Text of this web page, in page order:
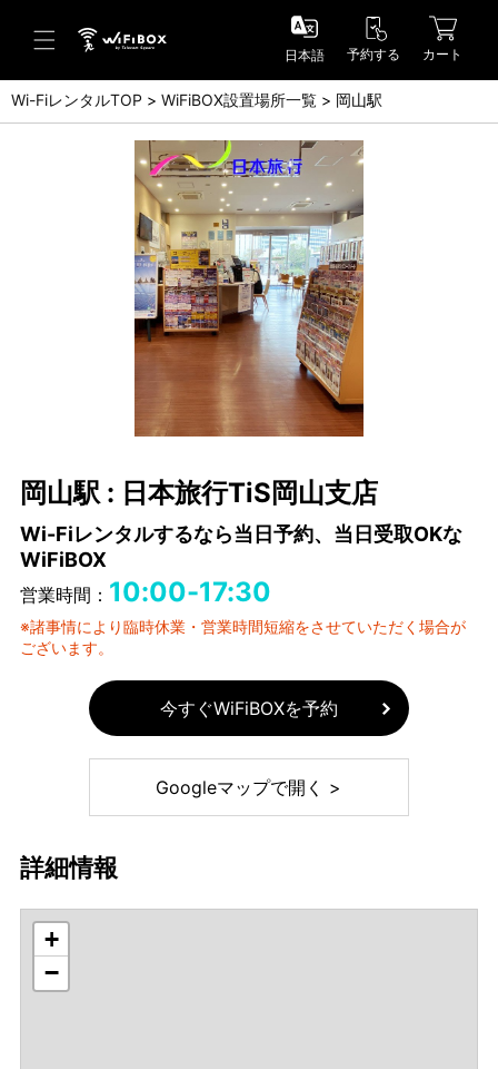
ヘルプ／お問い合わせ
ヘルプセンター(FAQ)(日本語)
Help Center(FAQ)(English)
お問い合わせ(日本語)
Inquiry(English)
日本語 予約する カート
Wi-FiレンタルTOP WiFiBOX設置場所一覧 岡山駅
岡山駅 : 日本旅行TiS岡山支店
Wi-Fiレンタルするなら当日予約、当日受取OKな
WiFiBOX
営業時間： 10:00-17:30
※諸事情により臨時休業・営業時間短縮をさせていただく場合が
ございます。
今すぐWiFiBOXを予約
Googleマップで開く >
詳細情報
+
−